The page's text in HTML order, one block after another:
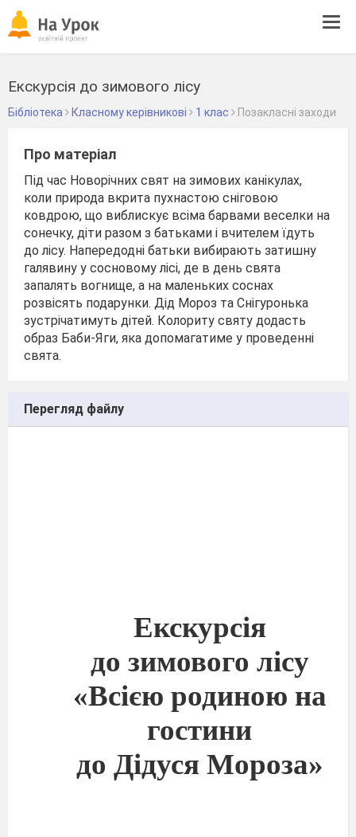
Екскурсія до зимового лісу
Бібліотека Класному керівникові 1 клас Позакласні заходи
Про матеріал
Під час Новорічних свят на зимових канікулах,
коли природа вкрита пухнастою сніговою
ковдрою, що виблискує всіма барвами веселки на
сонечку, діти разом з батьками і вчителем їдуть
до лісу. Напередодні батьки вибирають затишну
галявину у сосновому лісі, де в день свята
запалять вогнище, а на маленьких соснах
розвісять подарунки. Дід Мороз та Снігуронька
зустрічатимуть дітей. Колориту святу додасть
образ Баби-Яги, яка допомагатиме у проведенні
свята.
Перегляд файлу
Екскурсія
до зимового лісу
«Всією родиною на
гостини
до Дідуся Мороза»